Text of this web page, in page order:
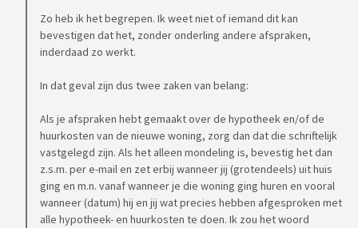
Zo heb ik het begrepen. Ik weet niet of iemand dit kan
bevestigen dat het, zonder onderling andere afspraken,
inderdaad zo werkt.
In dat geval zijn dus twee zaken van belang:
Als je afspraken hebt gemaakt over de hypotheek en/of de
huurkosten van de nieuwe woning, zorg dan dat die schriftelijk
vastgelegd zijn. Als het alleen mondeling is, bevestig het dan
z.s.m. per e-mail en zet erbij wanneer jij (grotendeels) uit huis
ging en m.n. vanaf wanneer je die woning ging huren en vooral
wanneer (datum) hij en jij wat precies hebben afgesproken met
alle hypotheek- en huurkosten te doen. Ik zou het woord